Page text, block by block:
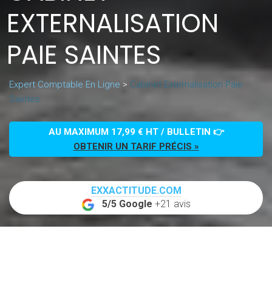
EXTERNALISATION
PAIE SAINTES
Expert Comptable En Ligne > Cabinet Externalisation Paie
Saintes
AU MAXIMUM 17,99 € HT / BULLETIN 👉
OBTENIR UN TARIF PRÉCIS »
EXXACTITUDE.COM
5/5 Google +21 avis